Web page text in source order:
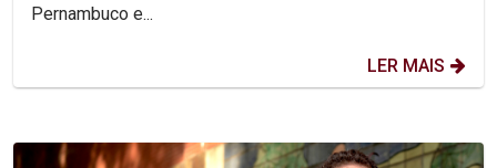
Pernambuco e...
LER MAIS